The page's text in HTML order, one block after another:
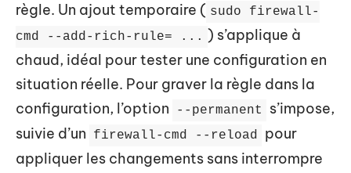
règle. Un ajout temporaire ( sudo firewall-
cmd --add-rich-rule= ... ) s’applique à
chaud, idéal pour tester une configuration en
situation réelle. Pour graver la règle dans la
configuration, l’option
--permanent
s’impose,
suivie d’un
firewall-cmd --reload
pour
appliquer les changements sans interrompre